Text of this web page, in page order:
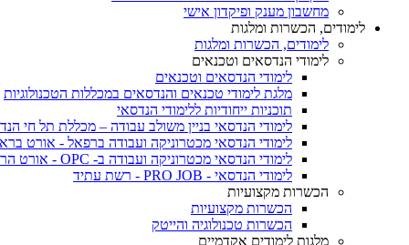
מחשבון מענק ופיקדון אישי
לימודים, הכשרות ומלגות
לימודים, הכשרות ומלגות
לימודי הנדסאים וטכנאים
לימודי הנדסאים וטכנאים
מלגת לימודי טכנאים והנדסאים במכללות הטכנולוגיות
תוכניות ייחודיות ללימודי הנדסאי
לימודי הנדסאי בניין משולב עבודה – מכללת תל חי
לימודי הנדסאי מכטרוניקה ועבודה ברפאל - אורט
לימודי הנדסאי מכטרוניקה ועבודה ב- OPC - אורט הרמלין נתניה
לימודי הנדסאי - PRO JOB - רשת עתיד
הכשרות מקצועיות
הכשרות מקצועיות
הכשרות טכנולוגיה והייטק
מלגות לימודים אקדמיים